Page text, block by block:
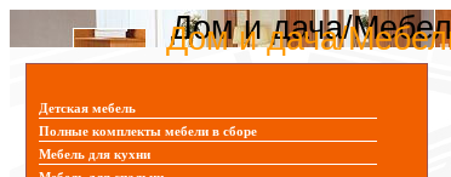
Дом и дача/
Дом и дача/
Детская мебель
Полные комплекты мебели в сборе
Мебель для кухни